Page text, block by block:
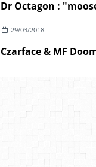
29/03/2018